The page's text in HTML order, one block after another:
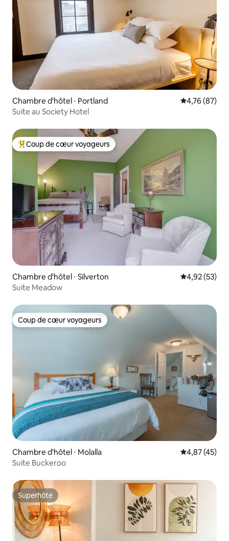
Chambre d'hôtel ⋅ Portland Évaluation
4,76 (87)
Suite au Society Hotel
Coups de cœur voyageurs les plus appréciés
Coup de cœur voyageurs
Chambre d'hôtel ⋅ Silverton Évaluation
4,92 (53)
Suite Meadow
Coup de cœur voyageurs
Coup de cœur voyageurs
Chambre d'hôtel ⋅ Molalla Évaluation
4,87 (45)
Suite Buckeroo
Superhôte
Superhôte